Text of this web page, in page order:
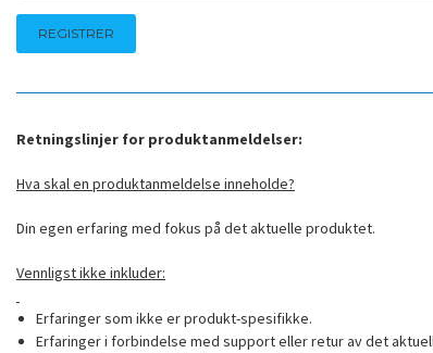
Retningslinjer for produktanmeldelser:
Hva skal en produktanmeldelse inneholde?
Din egen erfaring med fokus på det aktuelle produktet.
Vennligst ikke inkluder:
Erfaringer som ikke er produkt-spesifikke.
Erfaringer i forbindelse med support eller retur av det